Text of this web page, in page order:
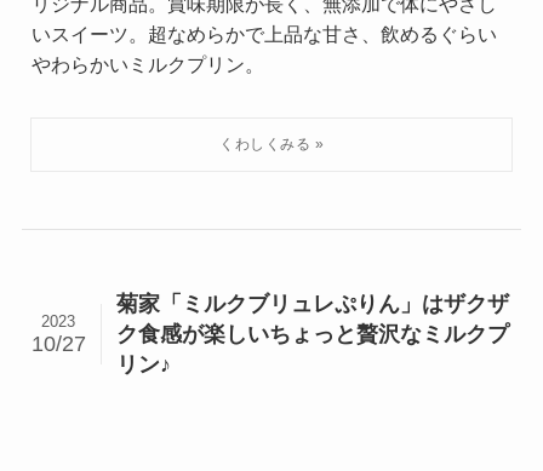
いスイーツ。超なめらかで上品な甘さ、飲めるぐらい
やわらかいミルクプリン。
菊家「ミルクブリュレぷりん」はザクザ
ク食感が楽しいちょっと贅沢なミルクプ
リン♪
2023
10/27